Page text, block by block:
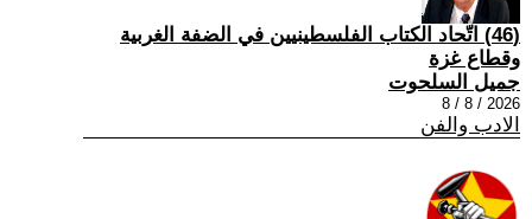
(46) اتّحاد الكتاب الفلسطينيين في الضفة الغربية
وقطاع غزة
جميل السلحوت
2026 / 8 / 8
الادب والفن